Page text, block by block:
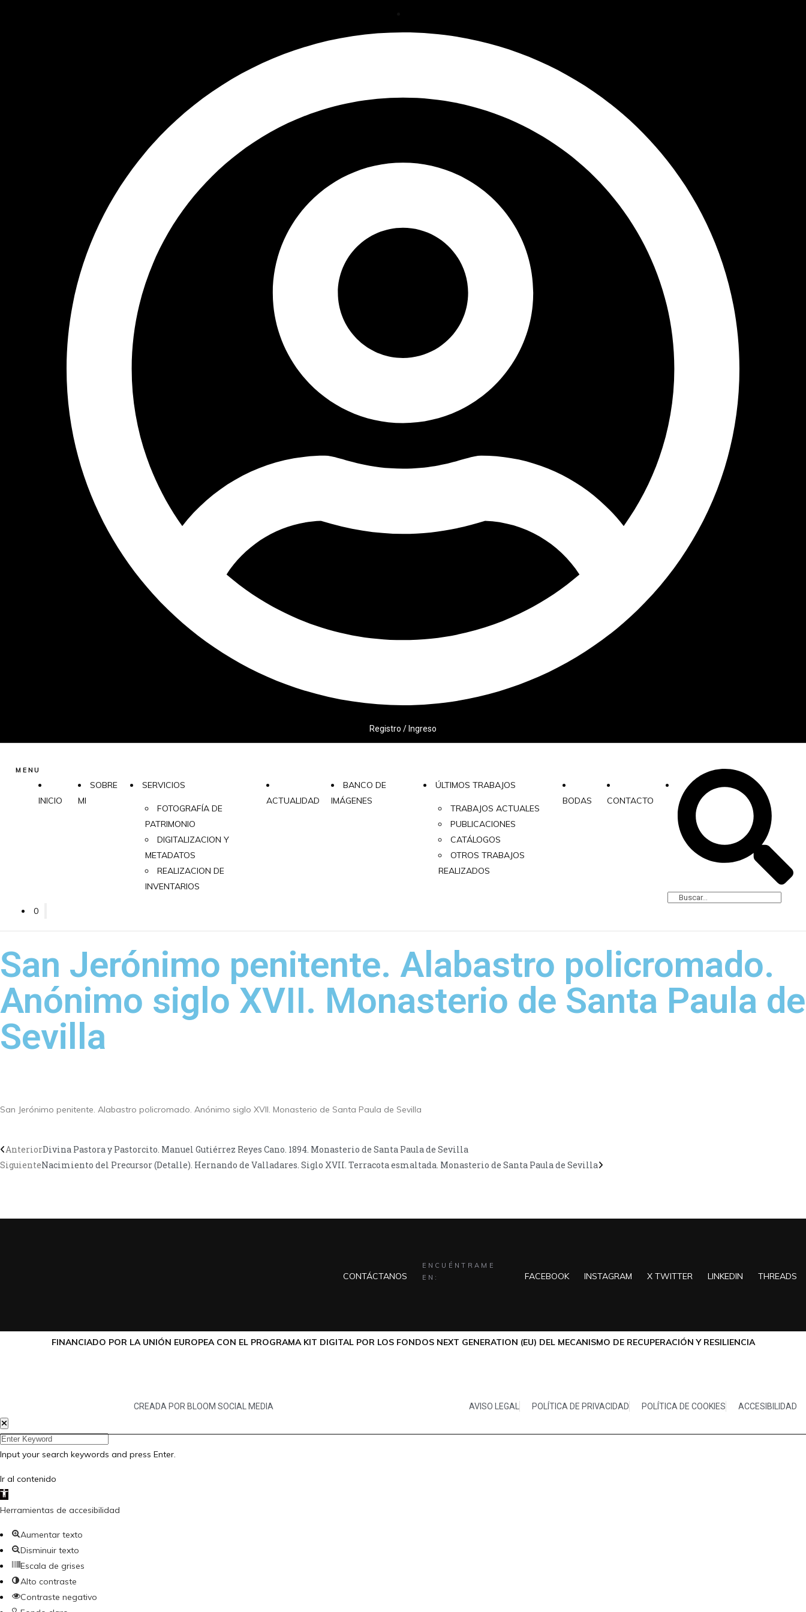
Registro / Ingreso
MENU
INICIO
SOBRE
MI
SERVICIOS
FOTOGRAFÍA DE
PATRIMONIO
DIGITALIZACION Y
METADATOS
REALIZACION DE
INVENTARIOS
ACTUALIDAD
BANCO DE
IMÁGENES
ÚLTIMOS TRABAJOS
TRABAJOS ACTUALES
PUBLICACIONES
CATÁLOGOS
OTROS TRABAJOS
REALIZADOS
BODAS CONTACTO
0
San Jerónimo penitente. Alabastro policromado.
Anónimo siglo XVII. Monasterio de Santa Paula de
Sevilla
San Jerónimo penitente. Alabastro policromado. Anónimo siglo XVII. Monasterio de Santa Paula de Sevilla
AnteriorDivina Pastora y Pastorcito. Manuel Gutiérrez Reyes Cano. 1894. Monasterio de Santa Paula de Sevilla
SiguienteNacimiento del Precursor (Detalle). Hernando de Valladares. Siglo XVII. Terracota esmaltada. Monasterio de Santa Paula de Sevilla
CONTÁCTANOS
ENCUÉNTRAME
EN:
FACEBOOK INSTAGRAM X TWITTER LINKEDIN THREADS
FINANCIADO POR LA UNIÓN EUROPEA CON EL PROGRAMA KIT DIGITAL POR LOS FONDOS NEXT GENERATION (EU) DEL MECANISMO DE RECUPERACIÓN Y RESILIENCIA
CREADA POR BLOOM SOCIAL MEDIA AVISO LEGAL POLÍTICA DE PRIVACIDAD POLÍTICA DE COOKIES ACCESIBILIDAD
Input your search keywords and press Enter.
Ir al contenido
Abrir barra de herramientas
Herramientas de accesibilidad
Aumentar texto
Disminuir texto
Escala de grises
Alto contraste
Contraste negativo